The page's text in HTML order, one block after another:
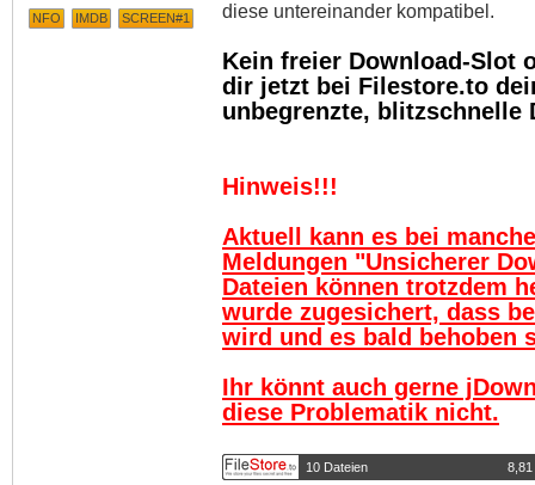
NFO IMDB SCREEN#1
diese untereinander kompatibel.
Kein freier Download-Slot
dir jetzt bei Filestore.to
unbegrenzte, blitzschnelle
Hinweis!!!
Aktuell kann es bei
Meldungen "Unsicherer
Dateien können trotzdem
wurde zugesichert, dass
wird und es bald behoben
Ihr könnt auch gerne
diese Problematik nicht.
10 Dateien